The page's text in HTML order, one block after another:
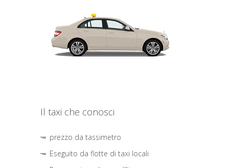
Il taxi che conosci
prezzo da tassimetro
Eseguito da flotte di taxi locali